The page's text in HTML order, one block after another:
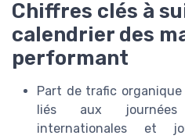
Chiffres clés à
calendrier des
performant
Part de trafic
liés aux journées
internationales et